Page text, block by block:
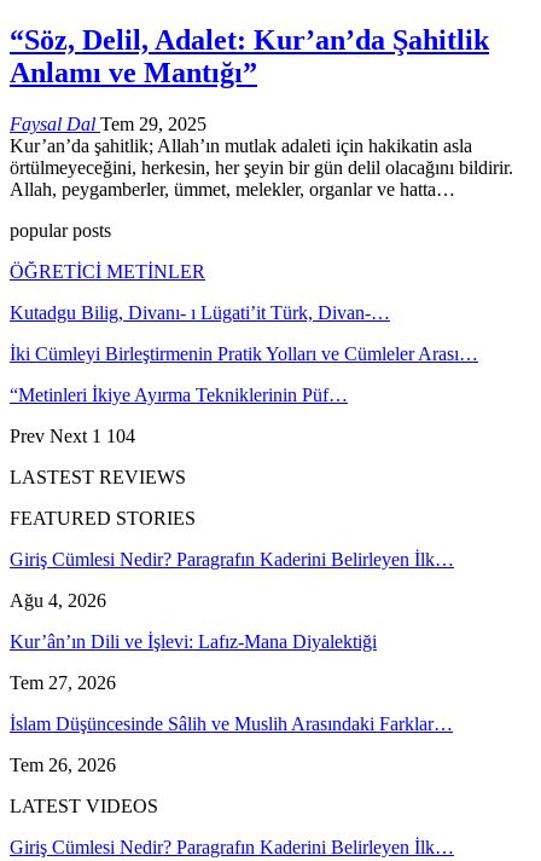
“Söz, Delil, Adalet: Kur’an’da Şahitlik
Anlamı ve Mantığı”
Faysal Dal Tem 29, 2025
Kur’an’da şahitlik; Allah’ın mutlak adaleti için hakikatin asla
örtülmeyeceğini, herkesin, her şeyin bir gün delil olacağını bildirir.
Allah, peygamberler, ümmet, melekler, organlar ve hatta…
popular posts
ÖĞRETİCİ METİNLER
Kutadgu Bilig, Divanı- ı Lügati’it Türk, Divan-…
İki Cümleyi Birleştirmenin Pratik Yolları ve Cümleler Arası…
“Metinleri İkiye Ayırma Tekniklerinin Püf…
Prev Next 1 104
LASTEST REVIEWS
FEATURED STORIES
Giriş Cümlesi Nedir? Paragrafın Kaderini Belirleyen İlk…
Ağu 4, 2026
Kur’ân’ın Dili ve İşlevi: Lafız-Mana Diyalektiği
Tem 27, 2026
İslam Düşüncesinde Sâlih ve Muslih Arasındaki Farklar…
Tem 26, 2026
LATEST VIDEOS
Giriş Cümlesi Nedir? Paragrafın Kaderini Belirleyen İlk…